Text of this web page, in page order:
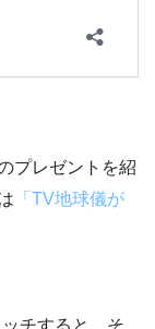
プレゼントを紹
「TV地球儀が
チすると、そ